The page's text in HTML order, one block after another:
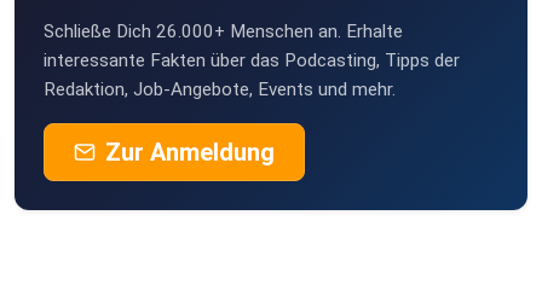
Schließe Dich 26.000+ Menschen an. Erhalte
interessante Fakten über das Podcasting, Tipps der
Redaktion, Job-Angebote, Events und mehr.
Zur Anmeldung